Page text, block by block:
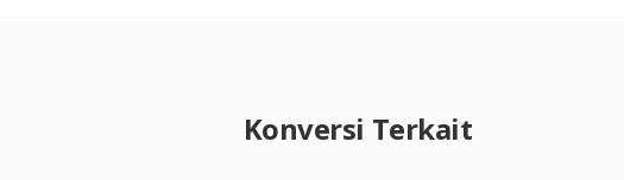
Konversi Terkait